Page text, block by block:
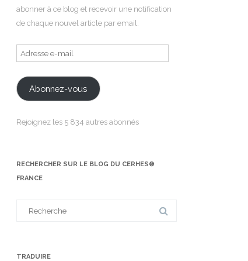
abonner à ce blog et recevoir une notification
de chaque nouvel article par email.
Adresse
e-
mail
Abonnez-vous
Rejoignez les 5 834 autres abonnés
RECHERCHER SUR LE BLOG DU CERHES®
FRANCE
TRADUIRE